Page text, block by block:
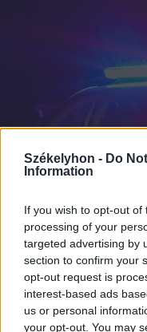
Székelyhon - Do
Information
If you wish to opt-out
processing of your
targeted advertising by
section to confirm your
opt-out request is
interest-based ads
us or personal
your opt-out. You may
2024. január 29.,
Hasba